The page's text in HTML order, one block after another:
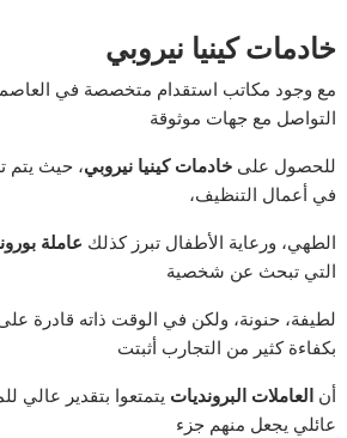
خادمات كينيا نيروبي
مع وجود مكاتب استقدام متخصصة في
التواصل مع جهات موثوقة
للحصول علىخادمات كينيا نيروبي، حيث يتم
في أعمال التنظيف،
الطهي، ورعاية الأطفال تبرز كذلك عاملة
التي تبحث عن شخصية
لطيفة، حنونة، ولكن في الوقت ذاته قادرة على
بكفاءة كثير من التجارب أثبتت
أنالعاملات البرونديات يتمتعوا بتقدير عالي
عائلي يجعل منهم جزء